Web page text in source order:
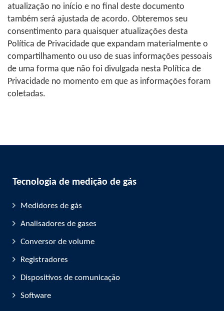
atualização no início e no final deste documento
também será ajustada de acordo. Obteremos seu
consentimento para quaisquer atualizações desta
Política de Privacidade que expandam materialmente o
compartilhamento ou uso de suas informações pessoais
de uma forma que não foi divulgada nesta Política de
Privacidade no momento em que as informações foram
coletadas.
Tecnologia de medição de gás
Medidores de gás
Analisadores de gases
Conversor de volume
Registradores
Dispositivos de comunicação
Software